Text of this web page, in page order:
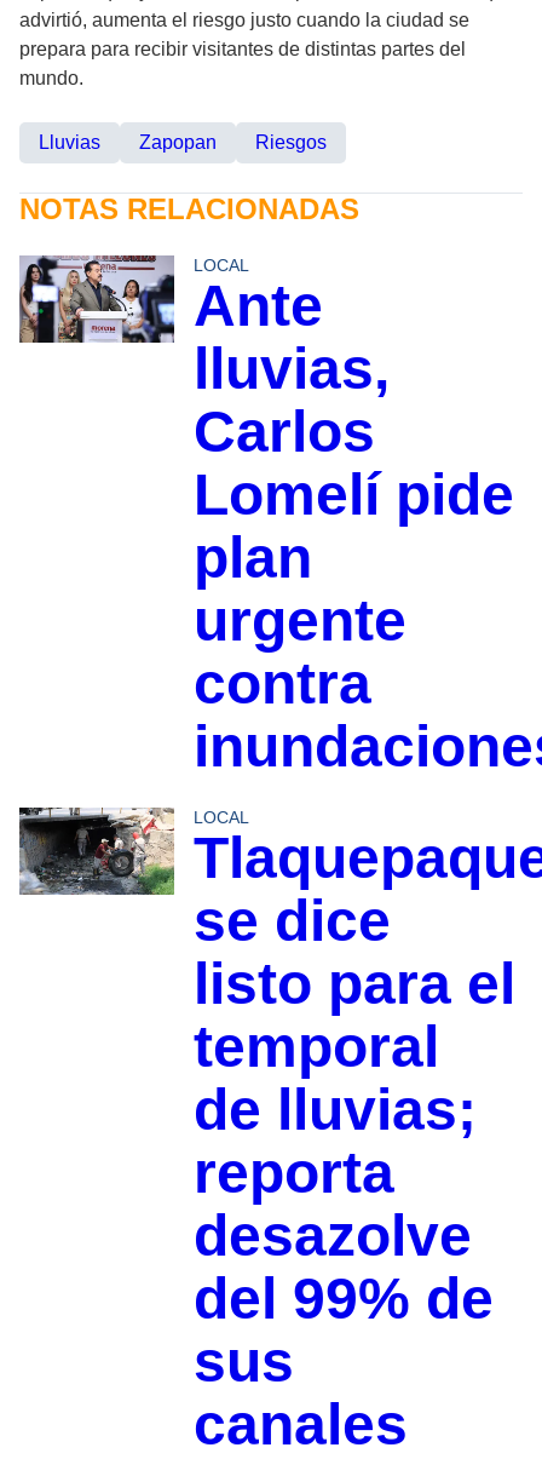
advirtió, aumenta el riesgo justo cuando la ciudad se
prepara para recibir visitantes de distintas partes del
mundo.
Lluvias Zapopan Riesgos
NOTAS RELACIONADAS
LOCAL
Ante
lluvias,
Carlos
Lomelí pide
plan
urgente
contra
LOCAL
se dice
listo para el
temporal
de lluvias;
reporta
desazolve
del 99% de
sus
canales